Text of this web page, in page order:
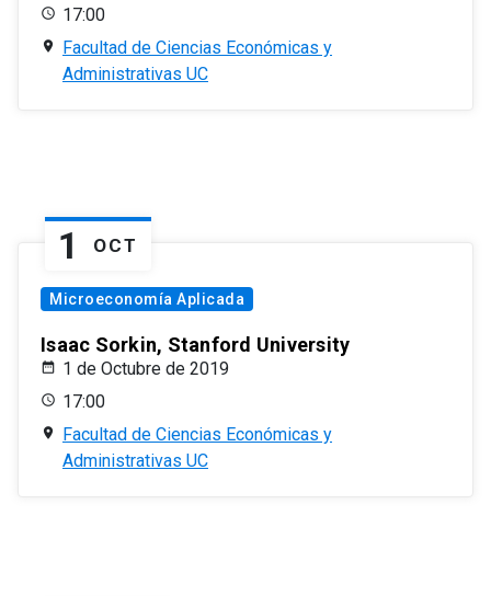
17:00
Facultad de Ciencias Económicas y
Administrativas UC
1 OCT
Microeconomía Aplicada
Isaac Sorkin, Stanford University
1 de Octubre de 2019
17:00
Facultad de Ciencias Económicas y
Administrativas UC